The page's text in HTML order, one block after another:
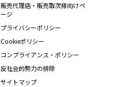
販売代理店・販売取次様向けペ
ージ
プライバシーポリシー
Cookieポリシー
コンプライアンス・ポリシー
反社会的勢力の排除
サイトマップ